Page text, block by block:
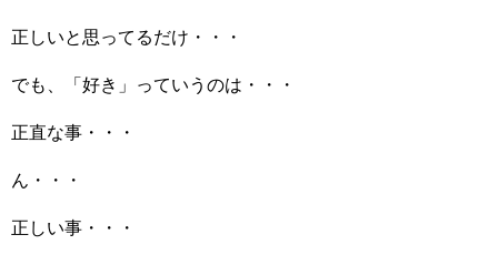
正しいと思ってるだけ・・・
でも、「好き」っていうのは・・・
正直な事・・・
ん・・・
正しい事・・・